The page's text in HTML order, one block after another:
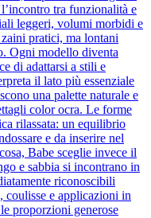
tra funzionalità e
leggeri, volumi morbidi e
pratici, ma lontani
Ogni modello diventa
di adattarsi a stili e
il lato più essenziale
una palette naturale e
color ocra. Le forme
rilassata: un equilibrio
e da inserire nel
Babe sceglie invece il
e sabbia si incontrano in
riconoscibili
coulisse e applicazioni in
proporzioni generose